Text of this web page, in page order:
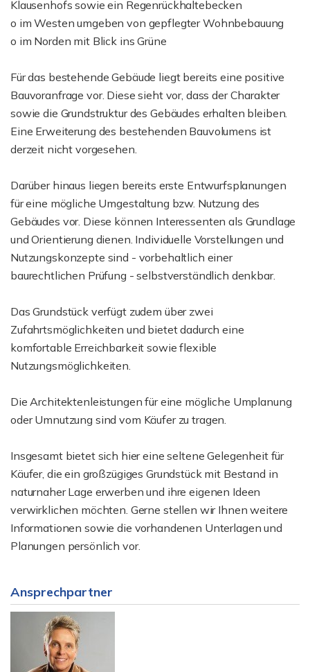
Klausenhofs sowie ein Regenrückhaltebecken
o im Westen umgeben von gepflegter Wohnbebauung
o im Norden mit Blick ins Grüne
Für das bestehende Gebäude liegt bereits eine positive
Bauvoranfrage vor. Diese sieht vor, dass der Charakter
sowie die Grundstruktur des Gebäudes erhalten bleiben.
Eine Erweiterung des bestehenden Bauvolumens ist
derzeit nicht vorgesehen.
Darüber hinaus liegen bereits erste Entwurfsplanungen
für eine mögliche Umgestaltung bzw. Nutzung des
Gebäudes vor. Diese können Interessenten als Grundlage
und Orientierung dienen. Individuelle Vorstellungen und
Nutzungskonzepte sind - vorbehaltlich einer
baurechtlichen Prüfung - selbstverständlich denkbar.
Das Grundstück verfügt zudem über zwei
Zufahrtsmöglichkeiten und bietet dadurch eine
komfortable Erreichbarkeit sowie flexible
Nutzungsmöglichkeiten.
Die Architektenleistungen für eine mögliche Umplanung
oder Umnutzung sind vom Käufer zu tragen.
Insgesamt bietet sich hier eine seltene Gelegenheit für
Käufer, die ein großzügiges Grundstück mit Bestand in
naturnaher Lage erwerben und ihre eigenen Ideen
verwirklichen möchten. Gerne stellen wir Ihnen weitere
Informationen sowie die vorhandenen Unterlagen und
Planungen persönlich vor.
Ansprechpartner